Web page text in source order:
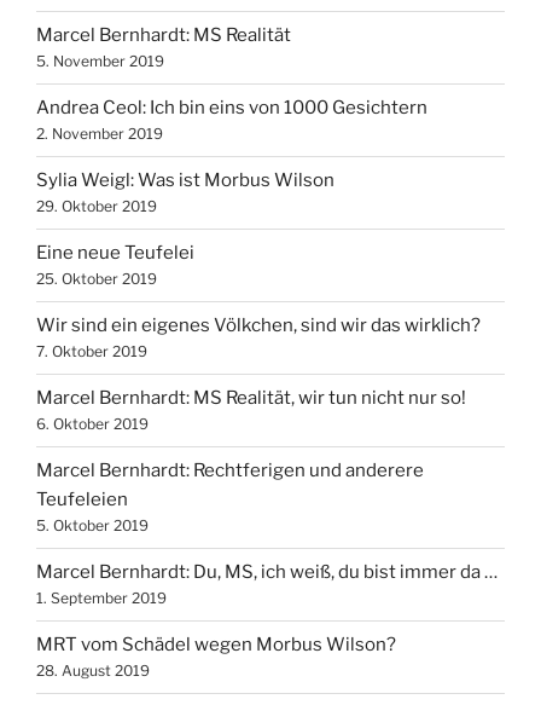
Marcel Bernhardt: MS Realität
5. November 2019
Andrea Ceol: Ich bin eins von 1000 Gesichtern
2. November 2019
Sylia Weigl: Was ist Morbus Wilson
29. Oktober 2019
Eine neue Teufelei
25. Oktober 2019
Wir sind ein eigenes Völkchen, sind wir das wirklich?
7. Oktober 2019
Marcel Bernhardt: MS Realität, wir tun nicht nur so!
6. Oktober 2019
Marcel Bernhardt: Rechtferigen und anderere
Teufeleien
5. Oktober 2019
Marcel Bernhardt: Du, MS, ich weiß, du bist immer da …
1. September 2019
MRT vom Schädel wegen Morbus Wilson?
28. August 2019